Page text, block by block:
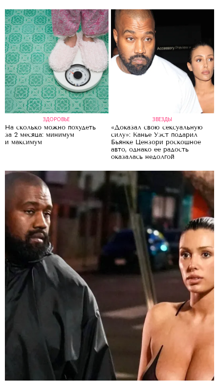
ЗДОРОВЬЕ
На сколько можно похудеть
за 2 месяца: минимум
и максимум
ЗВЕЗДЫ
«Доказал свою сексуальную
силу»: Канье Уэст подарил
Бьянке Цензори роскошное
авто, однако ее радость
оказалась недолгой